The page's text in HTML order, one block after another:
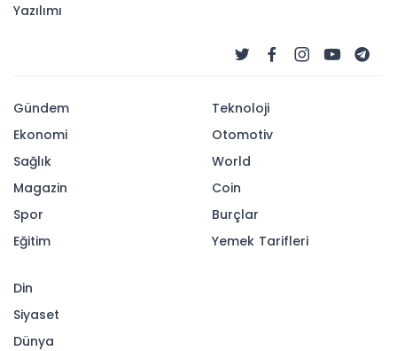
Yazılımı
Gündem
Ekonomi
Sağlık
Magazin
Spor
Eğitim
Teknoloji
Otomotiv
World
Coin
Burçlar
Yemek Tarifleri
Din
Siyaset
Dünya